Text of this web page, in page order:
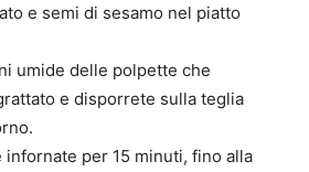
e semi di sesamo nel piatto
umide delle polpette che
e disporrete sulla teglia
infornate per 15 minuti, fino alla